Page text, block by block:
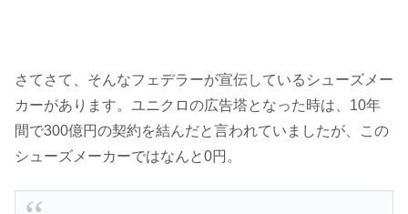
さてさて、そんなフェデラーが宣伝しているシューズメー
カーがあります。ユニクロの広告塔となった時は、10年
間で300億円の契約を結んだと言われていましたが、この
シューズメーカーではなんと0円。